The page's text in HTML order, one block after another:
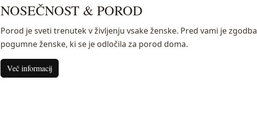
NOSEČNOST & POROD
Porod je sveti trenutek v življenju vsake ženske. Pred vami je zgodba
pogumne ženske, ki se je odločila za porod doma.
Več informacij